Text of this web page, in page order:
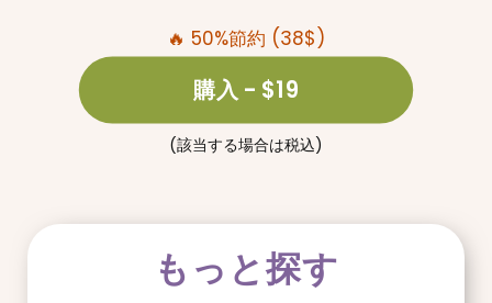
🔥 50%節約 (38$)
購入- $19
(該当する場合は税込)
もっと探す